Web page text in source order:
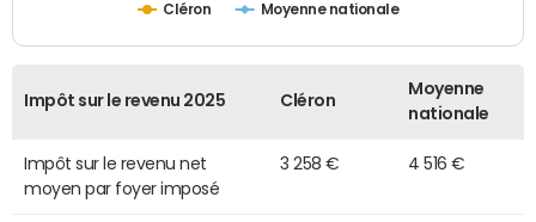
Cléron Moyenne nationale
Impôt sur le revenu 2025 Cléron
Moyenne
nationale
Impôt sur le revenu net
moyen par foyer imposé
3 258 € 4 516 €